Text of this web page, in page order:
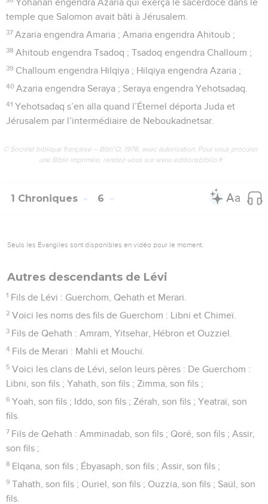
Yohanân engendra Azaria qui exerça le sacerdoce dans le
temple que Salomon avait bâti à Jérusalem.
37 Azaria engendra Amaria ; Amaria engendra Ahitoub ;
38 Ahitoub engendra Tsadoq ; Tsadoq engendra Challoum ;
39 Challoum engendra Hilqiya ; Hilqiya engendra Azaria ;
40 Azaria engendra Seraya ; Seraya engendra Yehotsadaq.
41 Yehotsadaq s’en alla quand l’Éternel déporta Juda et
Jérusalem par l’intermédiaire de Neboukadnetsar.
© Société biblique française – Bibli’O, 1978, avec autorisation. Pour vous procurer
une Bible imprimée, rendez-vous sur www.editionsbiblio.fr
1 Chroniques 6
Seuls les Évangiles sont disponibles en vidéo pour le moment.
Autres descendants de Lévi
1 Fils de Lévi : Guerchom, Qehath et Merari.
2 Voici les noms des fils de Guerchom : Libni et Chimeï.
3 Fils de Qehath : Amram, Yitsehar, Hébron et Ouzziel.
4 Fils de Merari : Mahli et Mouchi.
5 Voici les clans de Lévi, selon leurs pères : De Guerchom :
Libni, son fils ; Yahath, son fils ; Zimma, son fils ;
6 Yoah, son fils ; Iddo, son fils ; Zérah, son fils ; Yeatraï, son
fils.
7 Fils de Qehath : Amminadab, son fils ; Qoré, son fils ; Assir,
son fils ;
8 Elqana, son fils ; Ébyasaph, son fils ; Assir, son fils ;
9 Tahath, son fils ; Ouriel, son fils ; Ouzzia, son fils ; Saül, son
fils.